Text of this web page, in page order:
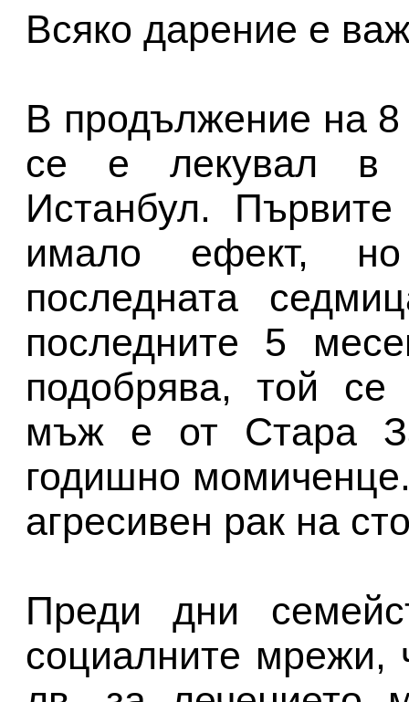
Всяко дарение е
В продължение на
се е лекувал в
Истанбул.
имало ефект,
последната
последните 5
подобрява, той се
мъж е от Стара
годишно
агресивен рак на
Преди дни
социалните мрежи,